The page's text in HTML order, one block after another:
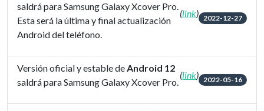
saldrá para Samsung Galaxy Xcover Pro.
Esta será la última y final actualización
Android del teléfono.
(link) 2022-12-27
Versión oficial y estable deAndroid 12
saldrá para Samsung Galaxy Xcover Pro.
(link) 2022-05-16